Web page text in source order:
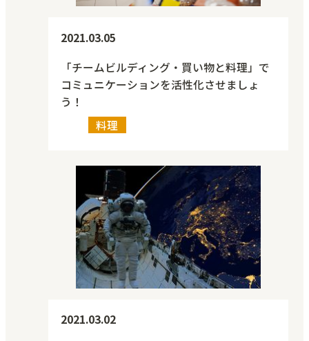
2021.03.05
「チームビルディング・買い物と料理」で
コミュニケーションを活性化させましょ
う！
料理
2021.03.02